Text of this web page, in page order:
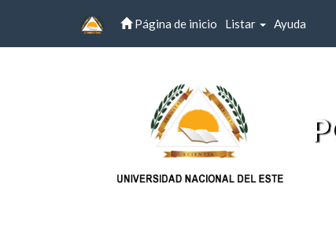
Página de inicio Listar Ayuda